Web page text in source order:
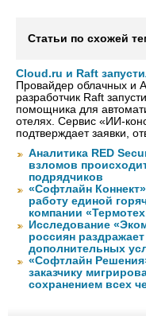
Статьи по схожей
Cloud.ru и Raft
Провайдер облачных и
разработчик Raft
помощника для
отелях. Сервис «ИИ-
подтверждает заявки,
Аналитика RED
взломов
подрядчиков
«Софтлайн
работу единой
компании
Исследование
россиян
дополнительных
«Софтлайн
заказчику
сохранением всех